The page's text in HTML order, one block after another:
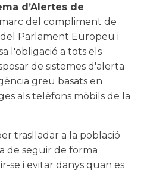
d’Alertes de
del compliment de
del Parlament Europeu i
l'obligació a tots els
de sistemes d'alerta
greu basats en
als telèfons mòbils de la
traslladar a la població
de seguir de forma
se i evitar danys quan es